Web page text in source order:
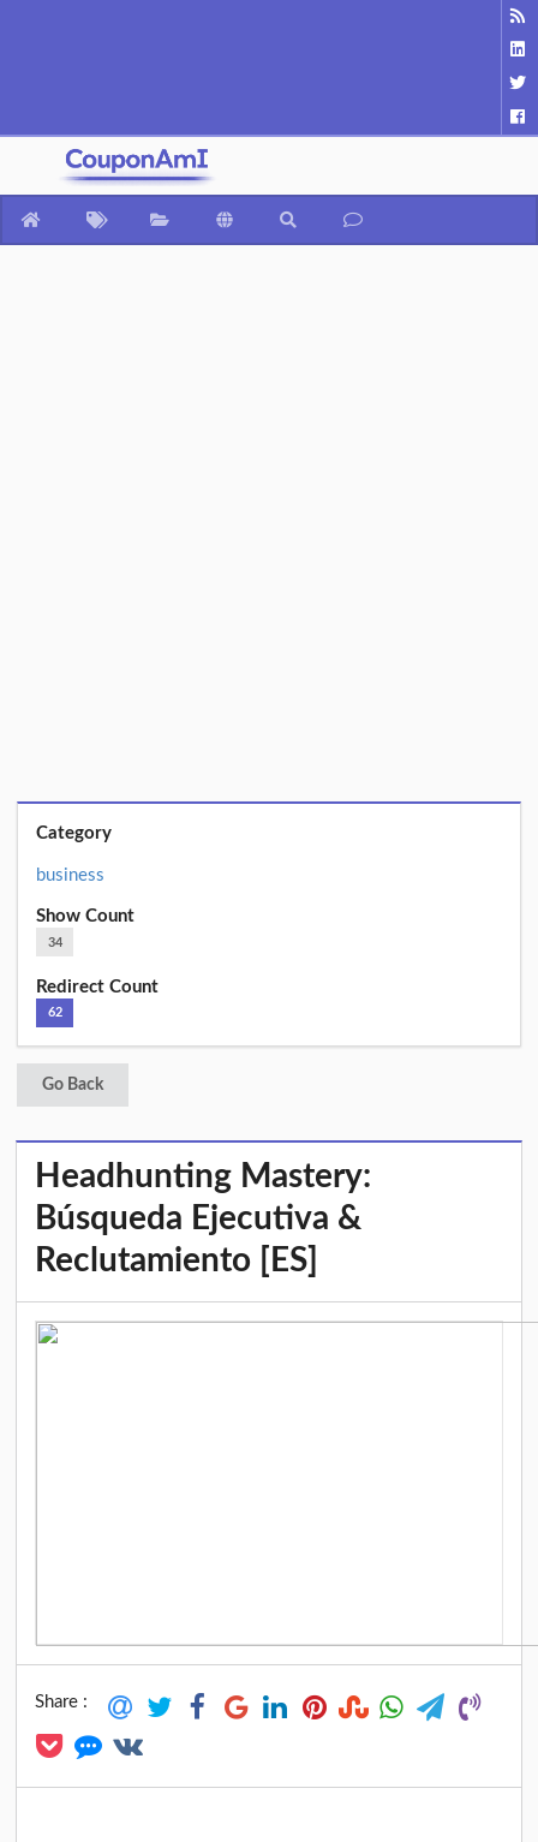
Category
business
Show Count
34
Redirect Count
62
Go Back
Headhunting Mastery:
Búsqueda Ejecutiva &
Reclutamiento [ES]
Share :